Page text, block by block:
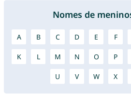
Nomes de
A B C D E F
K L M N O P
U V W X